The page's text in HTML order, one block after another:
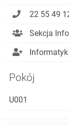
22 55 49
Sekcja
Informatyk
Pokój
U001